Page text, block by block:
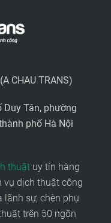
CHAU TRANS)
Duy Tân, phường
phố Hà Nội
thuậtuy tín hàng
vụ dịch thuật công
lãnh sự, chèn phụ
trên 50 ngôn